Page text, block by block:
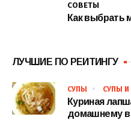
СОВЕТЫ
Как выбрать
ЛУЧШИЕ ПО РЕЙТИНГУ
СУПЫ СУПЫ И
Куриная
домашнему в